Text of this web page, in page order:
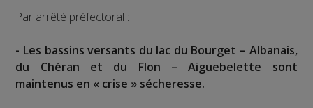
Par arrêté préfectoral :
- Les bassins versants du lac du Bourget – Albanais,
du Chéran et du Flon – Aiguebelette sont
maintenus en « crise » sécheresse.